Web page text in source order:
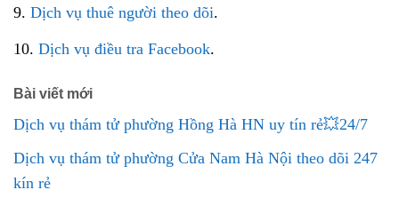
9. Dịch vụ thuê người theo dõi.
10. Dịch vụ điều tra Facebook.
Bài viết mới
Dịch vụ thám tử phường Hồng Hà HN uy tín rẻ💥24/7
Dịch vụ thám tử phường Cửa Nam Hà Nội theo dõi 247
kín rẻ